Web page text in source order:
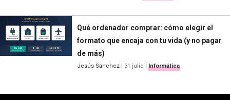
Qué ordenador comprar: cómo elegir el
formato que encaja con tu vida (y no pagar
de más)
Jesús Sánchez | 31 julio | Informática